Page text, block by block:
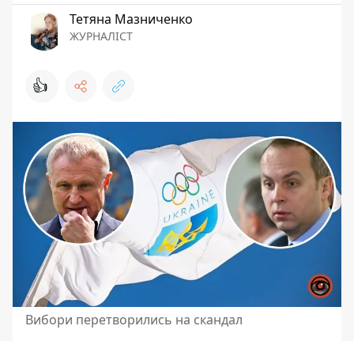
Тетяна Мазниченко
ЖУРНАЛІСТ
👍
Вибори перетворились на скандал